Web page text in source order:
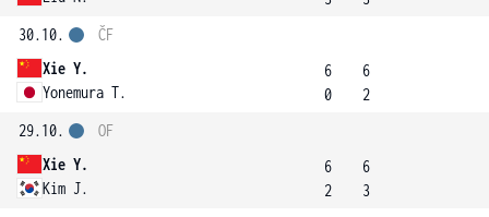
30.10.
Xie Y.
Yonemura T.
ČF
6
0
6
2
29.10.
Xie Y.
Kim J.
OF
6
2
6
3